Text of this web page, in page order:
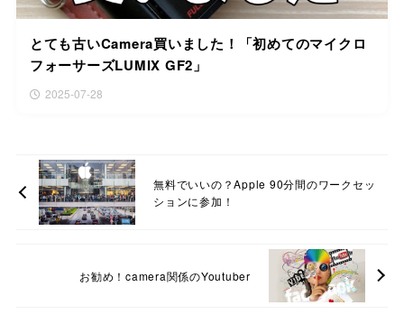
とても古いCamera買いました！「初めてのマイクロ
フォーサーズLUMIX GF2」
2025-07-28
無料でいいの？Apple 90分間のワークセッ
ションに参加！
お勧め！camera関係のYoutuber